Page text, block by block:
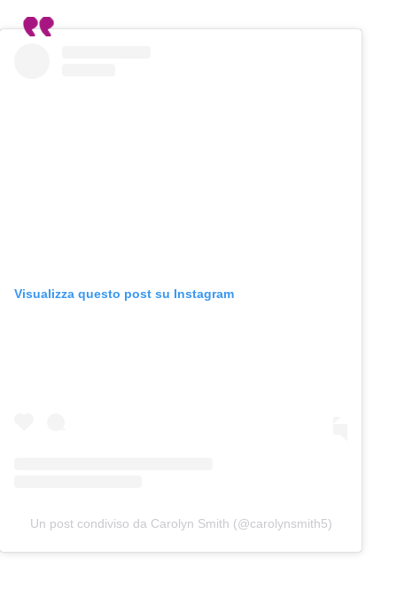
Visualizza questo post su Instagram
Un post condiviso da Carolyn Smith (@carolynsmith5)